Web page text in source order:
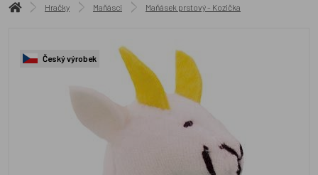
Hračky Maňásci Maňásek prstový - Kozička
Český výrobek